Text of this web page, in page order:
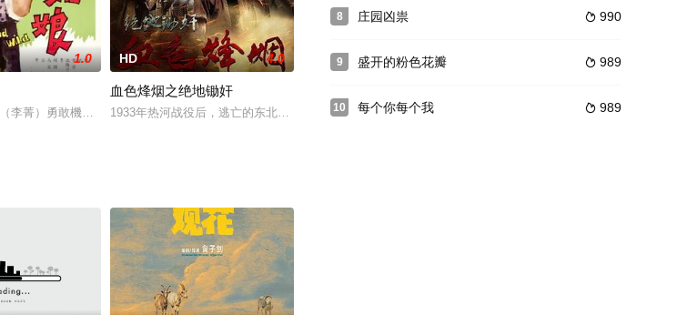
被一头熊殴打成重伤后被同行的乘船船
自己的病人和彼此。当他们俩同时爱上了朱迪思-一个病人的单身母亲，这使得他们先前不可动摇的
1.0
李菁）勇敢機智，樂於助人。一日小芳到郊外邊歌邊摘橘柑，惹來七八個阿飛調戲，幸她及時召來村民，把眾阿飛趕走。事後小
HD 4.0
血色烽烟之绝地锄奸
1933年热河战役后，逃亡的东北军战士孙北山、张洛东、金柱、银柱在阳城为救戏班花旦孟三娇而怒杀了伪
8  990
庄园凶祟
9  989
盛开的粉色花瓣
10  989
每个你每个我